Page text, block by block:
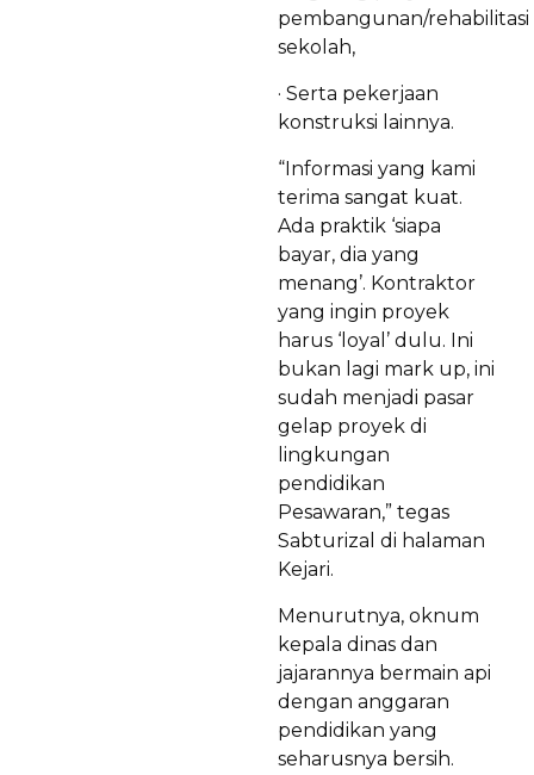
pembangunan/rehabilitasi
sekolah,
· Serta pekerjaan
konstruksi lainnya.
“Informasi yang kami
terima sangat kuat.
Ada praktik ‘siapa
bayar, dia yang
menang’. Kontraktor
yang ingin proyek
harus ‘loyal’ dulu. Ini
bukan lagi mark up, ini
sudah menjadi pasar
gelap proyek di
lingkungan
pendidikan
Pesawaran,” tegas
Sabturizal di halaman
Kejari.
Menurutnya, oknum
kepala dinas dan
jajarannya bermain api
dengan anggaran
pendidikan yang
seharusnya bersih.